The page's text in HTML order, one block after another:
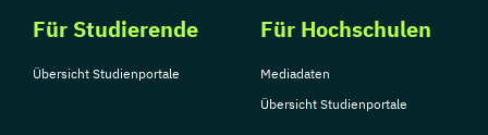
Für Studierende
Übersicht Studienportale
Für Hochschulen
Mediadaten
Übersicht Studienportale